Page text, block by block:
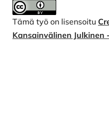
Tämä työ on lisensoitu
Kansainvälinen Julkinen